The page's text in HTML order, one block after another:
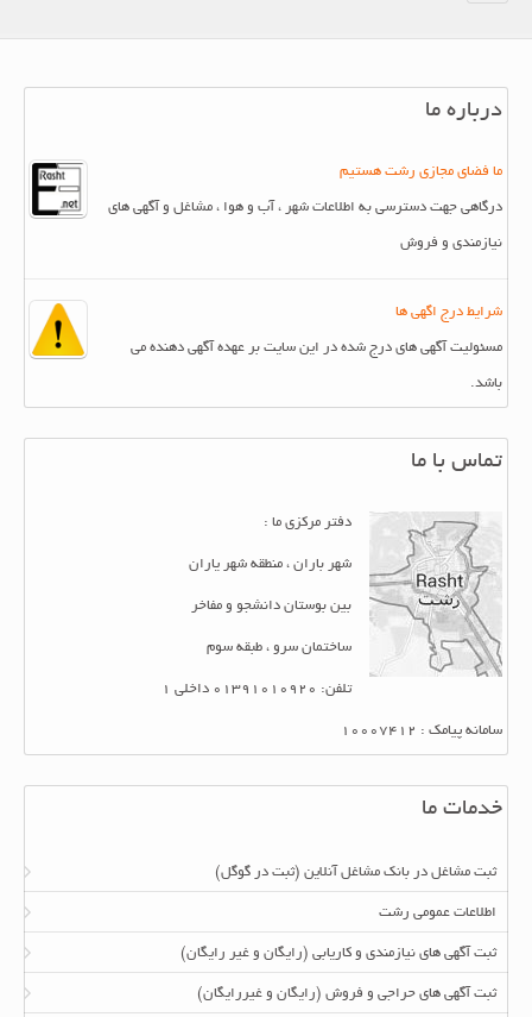
درباره ما
ما فضای مجازی رشت هستیم
درگاهی جهت دسترسی به اطلاعات شهر ، آب و هوا ، مشاغل و آگهی های
نیازمندی و فروش
شرایط درج اگهی ها
مسئولیت آگهی های درج شده در این سایت بر عهده آگهی دهنده می
باشد.
تماس با ما
دفتر مرکزی ما :
شهر باران ، منطقه شهر یاران
بین بوستان دانشجو و مفاخر
ساختمان سرو ، طبقه سوم
تلفن: 01391010920 داخلی 1
سامانه پیامک : 10007412
خدمات ما
ثبت مشاغل در بانک مشاغل آنلاین (ثبت در گوگل)
اطلاعات عمومی رشت
ثبت آگهی های نیازمندی و کاریابی (رایگان و غیر رایگان)
ثبت آگهی های حراجی و فروش (رایگان و غیررایگان)